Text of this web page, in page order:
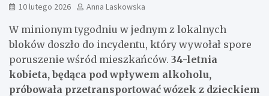
10 lutego 2026 Anna Laskowska
W minionym tygodniu w jednym z lokalnych
bloków doszło do incydentu, który wywołał spore
poruszenie wśród mieszkańców. 34-letnia
kobieta, będąca pod wpływem alkoholu,
próbowała przetransportować wózek z dzieckiem